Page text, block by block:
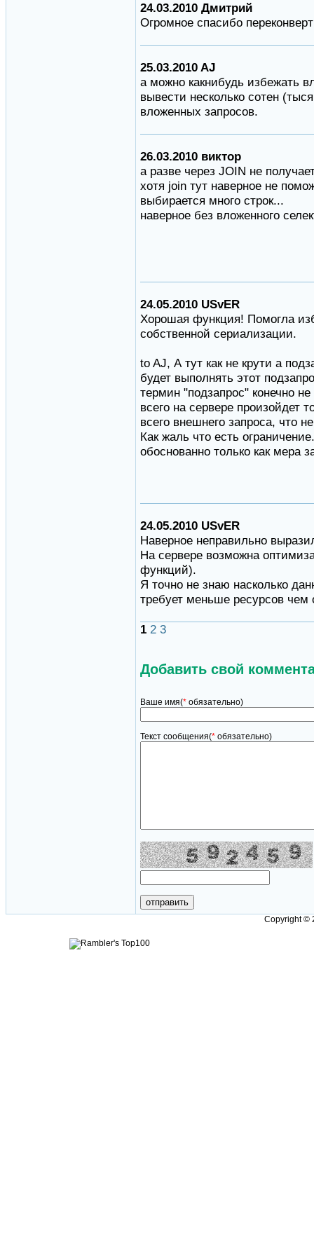
24.03.2010 Дмитрий
Огромное спасибо
25.03.2010 AJ
а можно какнибудь избежать
вывести несколько сотен
вложенных запросов.
26.03.2010 виктор
а разве через JOIN не
хотя join тут наверное не
выбирается много строк...
наверное без вложенного
24.05.2010 USvER
Хорошая функция! Помогла
собственной сериализации.
to AJ, А тут как не крути а
будет выполнять этот
термин "подзапрос" конечно
всего на сервере произойдет
всего внешнего запроса, что
Как жаль что есть
обоснованно только как мера
24.05.2010 USvER
Наверное неправильно
На сервере возможна
функций).
Я точно не знаю насколько
требует меньше ресурсов чем
1 2 3
Добавить свой
Ваше имя(* обязательно)
Текст сообщения(* обязательно)
Copyright ©